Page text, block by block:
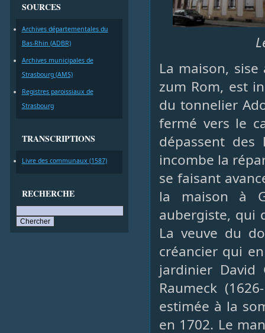
SOURCES
Archives départementales du
Bas-Rhin (ADBR)
Archives municipales de
Strasbourg (AMS)
Registres paroissiaux de
Strasbourg
TRANSCRIPTIONS
Livre des communaux (1587)
RECHERCHE
La maison,
zum Rom, est
du tonnelier
fermé vers le
dépassent des
incombe la
se faisant
la maison à
aubergiste, qui
La veuve du
créancier qui
jardinier
Raumeck
estimée à la
en 1702. Le